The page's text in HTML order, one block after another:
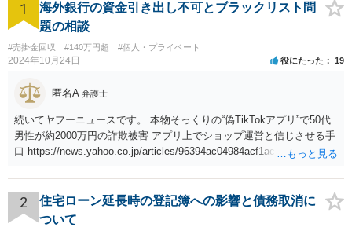
1
海外銀行の資金引き出し不可とブラックリスト問
題の相談
#売掛金回収 #140万円超 #個人・プライベート
2024年10月24日 役にたった 19
匿名A 弁護士
続いてヤフーニュースです。 本物そっくりの“偽TikTokアプリ”で50代
男性が約2000万円の詐欺被害 アプリ上でショップ運営と信じさせる手
口 https://news.yahoo.co.jp/articles/96394ac04984acf1acaa293f13ccf5
2
住宅ローン延長時の登記簿への影響と債務取消に
ついて